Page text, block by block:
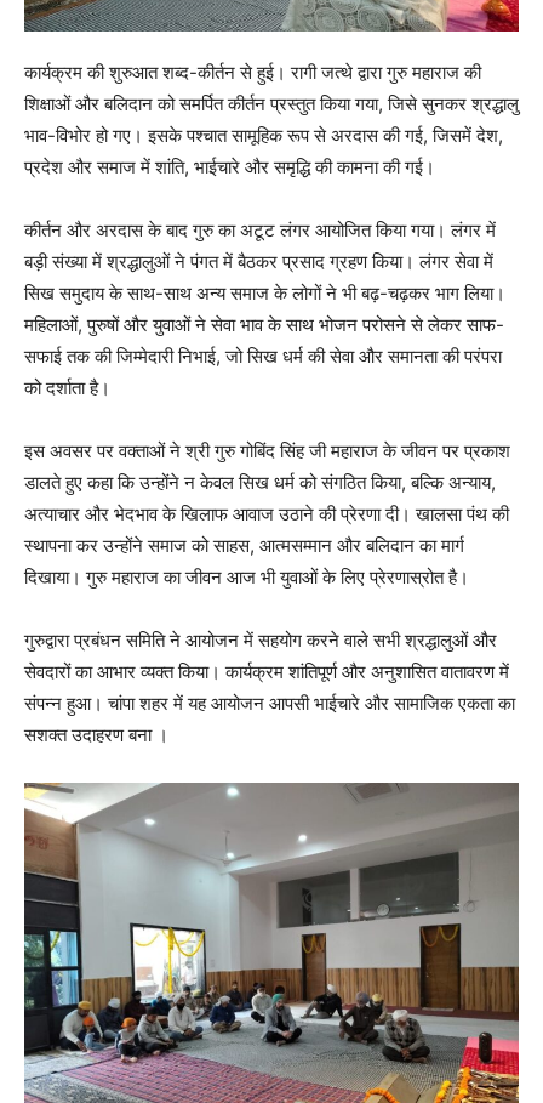
कार्यक्रम की शुरुआत शब्द-कीर्तन से हुई। रागी जत्थे द्वारा गुरु महाराज की
शिक्षाओं और बलिदान को समर्पित कीर्तन प्रस्तुत किया गया, जिसे सुनकर श्रद्धालु
भाव-विभोर हो गए। इसके पश्चात सामूहिक रूप से अरदास की गई, जिसमें देश,
प्रदेश और समाज में शांति, भाईचारे और समृद्धि की कामना की गई।
कीर्तन और अरदास के बाद गुरु का अटूट लंगर आयोजित किया गया। लंगर में
बड़ी संख्या में श्रद्धालुओं ने पंगत में बैठकर प्रसाद ग्रहण किया। लंगर सेवा में
सिख समुदाय के साथ-साथ अन्य समाज के लोगों ने भी बढ़-चढ़कर भाग लिया।
महिलाओं, पुरुषों और युवाओं ने सेवा भाव के साथ भोजन परोसने से लेकर साफ-
सफाई तक की जिम्मेदारी निभाई, जो सिख धर्म की सेवा और समानता की परंपरा
को दर्शाता है।
इस अवसर पर वक्ताओं ने श्री गुरु गोबिंद सिंह जी महाराज के जीवन पर प्रकाश
डालते हुए कहा कि उन्होंने न केवल सिख धर्म को संगठित किया, बल्कि अन्याय,
अत्याचार और भेदभाव के खिलाफ आवाज उठाने की प्रेरणा दी। खालसा पंथ की
स्थापना कर उन्होंने समाज को साहस, आत्मसम्मान और बलिदान का मार्ग
दिखाया। गुरु महाराज का जीवन आज भी युवाओं के लिए प्रेरणास्रोत है।
गुरुद्वारा प्रबंधन समिति ने आयोजन में सहयोग करने वाले सभी श्रद्धालुओं और
सेवदारों का आभार व्यक्त किया। कार्यक्रम शांतिपूर्ण और अनुशासित वातावरण में
संपन्न हुआ। चांपा शहर में यह आयोजन आपसी भाईचारे और सामाजिक एकता का
सशक्त उदाहरण बना ।